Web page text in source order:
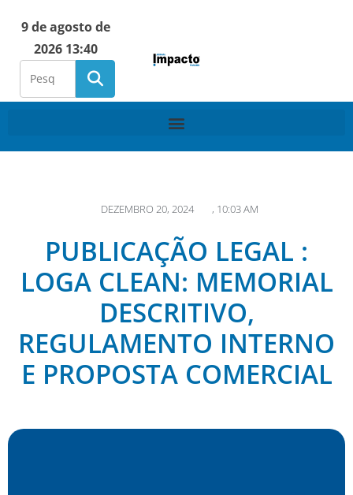
9 de agosto de
2026 13:40
DEZEMBRO 20, 2024 , 10:03 AM
PUBLICAÇÃO LEGAL :
LOGA CLEAN: MEMORIAL
DESCRITIVO,
REGULAMENTO INTERNO
E PROPOSTA COMERCIAL